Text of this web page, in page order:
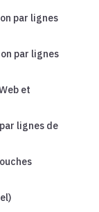
par lignes
par lignes
et
lignes de